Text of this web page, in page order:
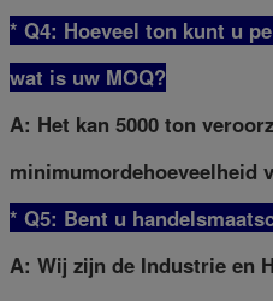
* Q4: Hoeveel ton kunt u
wat is uw MOQ?
A: Het kan 5000 ton
minimumordehoeveelheid
* Q5: Bent u
A: Wij zijn de Industrie en